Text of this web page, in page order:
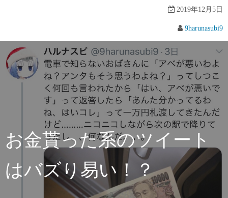
2019年12月5日
9harunasubi9
お金貰った系のツイート
はバズり易い！？